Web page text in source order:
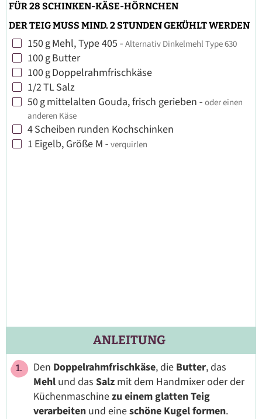
FÜR 28 SCHINKEN-KÄSE-HÖRNCHEN
DER TEIG MUSS MIND. 2 STUNDEN GEKÜHLT WERDEN
▢
150gMehl, Type 405 - Alternativ Dinkelmehl Type 630
▢
100gButter
▢
100gDoppelrahmfrischkäse
▢
1/2TLSalz
▢
50gmittelalten Gouda, frisch gerieben - oder einen
anderen Käse
▢
4Scheiben runden Kochschinken
▢
1 Eigelb, Größe M - verquirlen
ANLEITUNG
Den Doppelrahmfrischkäse, die Butter, das
Mehl und das Salz mit dem Handmixer oder der
Küchenmaschinezu einem glatten Teig
verarbeiten und eineschöne Kugel formen.